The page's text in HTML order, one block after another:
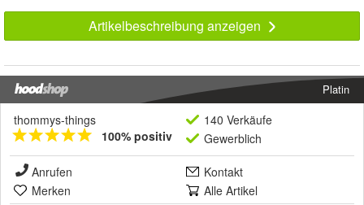
Artikelbeschreibung anzeigen
Platin
thommys-things
100% positiv
140 Verkäufe
Gewerblich
Anrufen
Kontakt
Merken
Alle Artikel